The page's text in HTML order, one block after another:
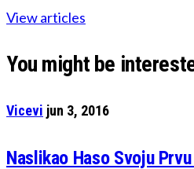
View articles
You might be
Vicevi jun 3, 2016
Naslikao Haso Svoju